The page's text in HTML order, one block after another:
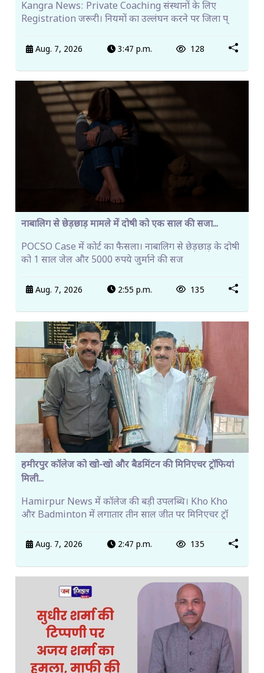
Kangra News: Private Coaching संस्थानों के लिए
Registration जरूरी। नियमों का उल्लंघन करने पर जिला प्
Aug. 7, 2026 3:47 p.m. 128
नाबालिग से छेड़छाड़ मामले में दोषी को एक साल की सजा...
POCSO Case में कोर्ट का फैसला। नाबालिग से छेड़छाड़ के दोषी
को 1 साल जेल और 5000 रुपये जुर्माने की सज
Aug. 7, 2026 2:55 p.m. 135
हमीरपुर कॉलेज को खो-खो और बैडमिंटन की मिनिएचर ट्रॉफियां
मिली...
Hamirpur News में कॉलेज की बड़ी उपलब्धि। Kho Kho
और Badminton में लगातार तीन साल जीत पर मिनिएचर ट्रॉ
Aug. 7, 2026 2:47 p.m. 135